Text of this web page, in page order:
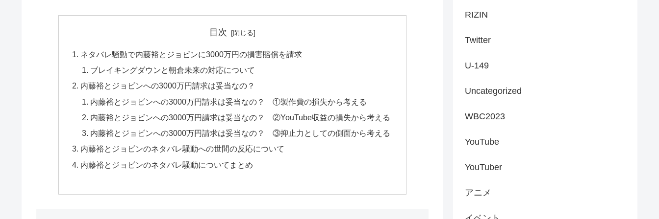
目次
ネタバレ騒動で内藤裕とジョビンに3000万円の損害賠償を請求
ブレイキングダウンと朝倉未来の対応について
内藤裕とジョビンへの3000万円請求は妥当なの？
内藤裕とジョビンへの3000万円請求は妥当なの？ ①製作費の損失から考える
内藤裕とジョビンへの3000万円請求は妥当なの？ ②YouTube収益の損失から考える
内藤裕とジョビンへの3000万円請求は妥当なの？ ③抑止力としての側面から考える
内藤裕とジョビンのネタバレ騒動への世間の反応について
内藤裕とジョビンのネタバレ騒動についてまとめ
RIZIN
Twitter
U-149
Uncategorized
WBC2023
YouTube
YouTuber
アニメ